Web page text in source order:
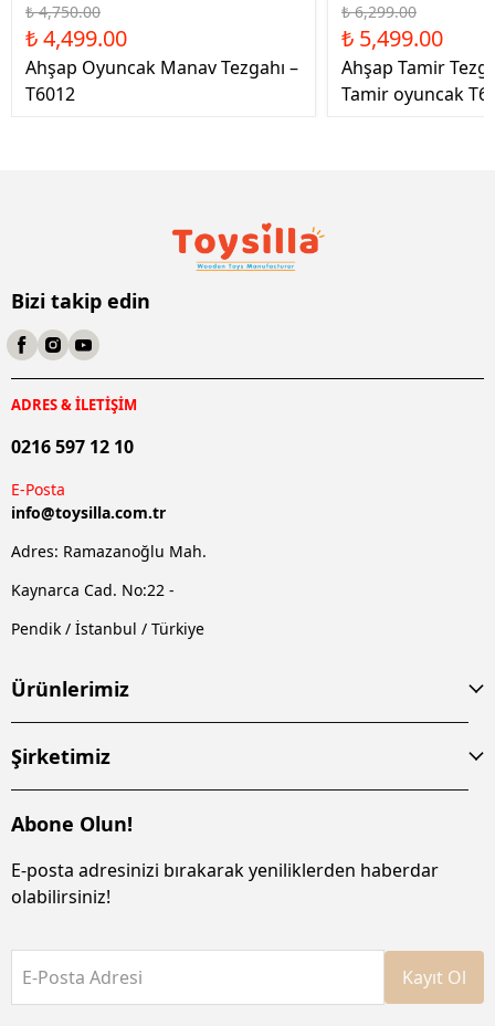
₺ 4,750.00
₺ 4,499.00
Ahşap Oyuncak Manav Tezgahı –
T6012
₺ 6,299.00
₺ 5,499.00
Ahşap Tamir
Tamir oyuncak
Bizi takip edin
ADRES & İLETİŞİM
0216 597 12 10
E-Posta
info@toysilla.com.tr
Adres: Ramazanoğlu Mah.
Kaynarca Cad. No:22 -
Pendik / İstanbul / Türkiye
Ürünlerimiz
Şirketimiz
Abone Olun!
E-posta adresinizi bırakarak yeniliklerden haberdar
olabilirsiniz!
E-Posta Adresi Kayıt Ol